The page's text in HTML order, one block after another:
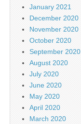
January 2021
December 2020
November 2020
October 2020
September 2020
August 2020
July 2020
June 2020
May 2020
April 2020
March 2020